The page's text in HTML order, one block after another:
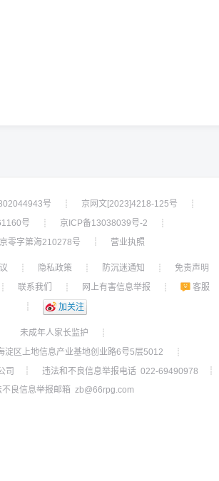
号 ┊ 京网文[2023]4218-125号
┊
号
┊ 京ICP备13038039号-2
┊
零字第海210278号
┊ 营业执照
┊ 隐私政策 ┊ 防沉迷通知 ┊
免责声明
┊ 联系我们 ┊ 网上有害信息举报 ┊
客服
┊
加关注
未成年人家长监护
┊
淀区上地信息产业基地创业路6号5层5012
┊
司
┊ 违法和不良信息举报电话 022-69490978
┊
不良信息举报邮箱 zb@66rpg.com